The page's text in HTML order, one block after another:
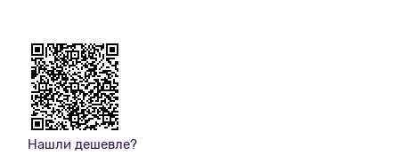
Нашли дешевле?